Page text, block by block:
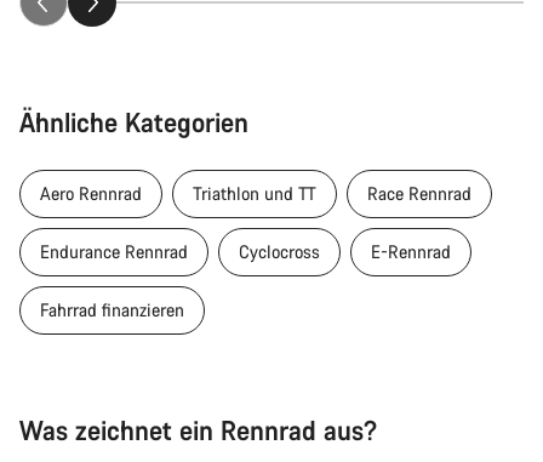
Ähnliche Kategorien
Aero Rennrad Triathlon und TT Race Rennrad
Endurance Rennrad Cyclocross E-Rennrad
Fahrrad finanzieren
Was zeichnet ein Rennrad aus?